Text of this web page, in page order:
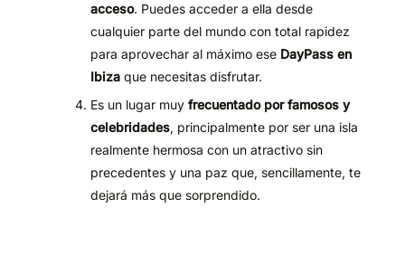
acceso. Puedes acceder a ella desde
cualquier parte del mundo con total rapidez
para aprovechar al máximo ese DayPass en
Ibizaque necesitas disfrutar.
Es un lugar muy frecuentado por famosos y
celebridades, principalmente por ser una isla
realmente hermosa con un atractivo sin
precedentes y una paz que, sencillamente, te
dejará más que sorprendido.